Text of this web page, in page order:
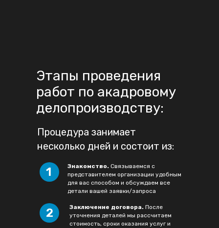
1 Знакомство. Связываемся с
представителем организации удобным
для вас способом и обсуждаем все
детали вашей заявки/запроса
Заключение договора. После
уточнения деталей мы рассчитаем
стоимость, сроки оказания услуг и
2
Процедура занимает
несколько дней и состоит из:
Этапы проведения
работ по акадровому
делопроизводству: